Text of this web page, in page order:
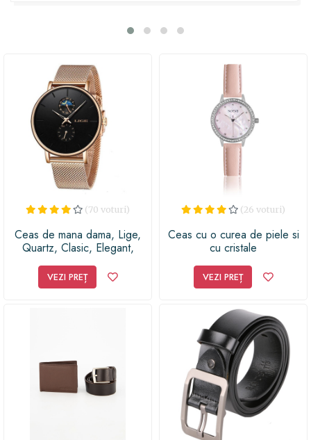
curea Tommy Hilfiger și vei oferi un cadou de Paște cu
apreciați. Pune un zâmbet pe chipurile lor și
completează ținutele cu eleganță și rafinament!
(70 voturi)
Ceas de mana dama, Lige,
Quartz, Clasic, Elegant,
subtire, Rezistent la purtare,
Auriu
VEZI PREȚ
(26 voturi)
Ceas cu o curea de piele si
cu cristale
VEZI PREȚ